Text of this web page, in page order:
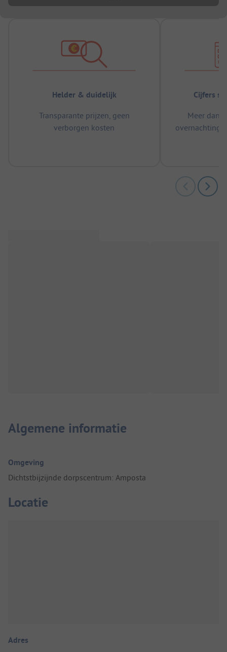
Helder & duidelijk
Transparante prijzen, geen
verborgen kosten
Cijfers
Meer dan
Algemene informatie
Omgeving
Dichtstbijzijnde dorpscentrum: Amposta
Locatie
Adres